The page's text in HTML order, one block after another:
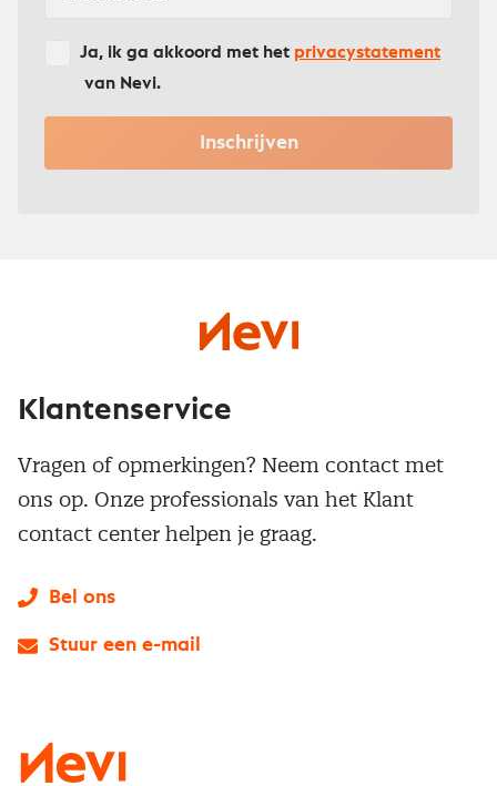
Ja, ik ga akkoord met het privacystatement
van Nevi.
Inschrijven
Klantenservice
Vragen of opmerkingen? Neem contact met
ons op. Onze professionals van het Klant
contact center helpen je graag.
Bel ons
Stuur een e-mail